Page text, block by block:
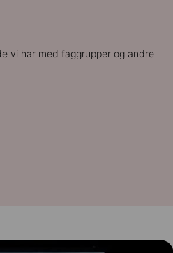
vi har med faggrupper og andre